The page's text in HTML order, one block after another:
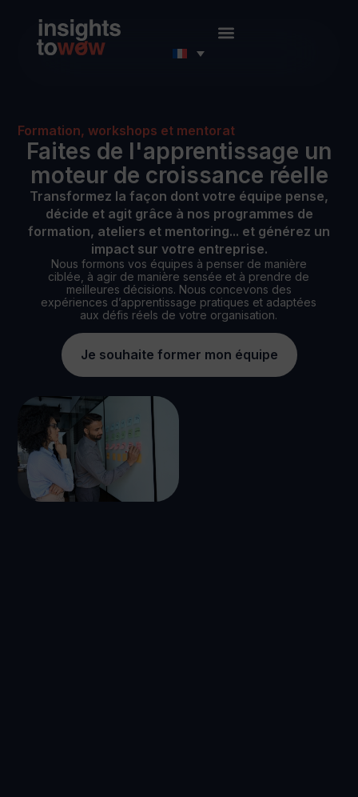
Formation, workshops et mentorat
Faites de l'apprentissage un
moteur de croissance réelle
Transformez la façon dont votre équipe pense,
décide et agit grâce à nos programmes de
formation, ateliers et mentoring... et générez un
impact sur votre entreprise.
Nous formons vos équipes à penser de manière
ciblée, à agir de manière sensée et à prendre de
meilleures décisions. Nous concevons des
expériences d’apprentissage pratiques et adaptées
aux défis réels de votre organisation.
Je souhaite former mon équipe